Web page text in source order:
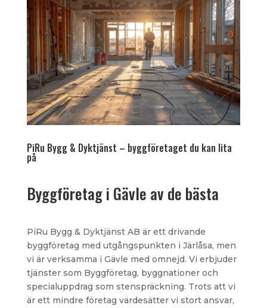
PiRu Bygg & Dyktjänst – byggföretaget du kan lita
på
Byggföretag i Gävle av de bästa
PiRu Bygg & Dyktjänst AB är ett drivande
byggföretag med utgångspunkten i Järlåsa, men
vi är verksamma i Gävle med omnejd. Vi erbjuder
tjänster som Byggföretag, byggnationer och
specialuppdrag som stenspräckning. Trots att vi
är ett mindre företag värdesätter vi stort ansvar,